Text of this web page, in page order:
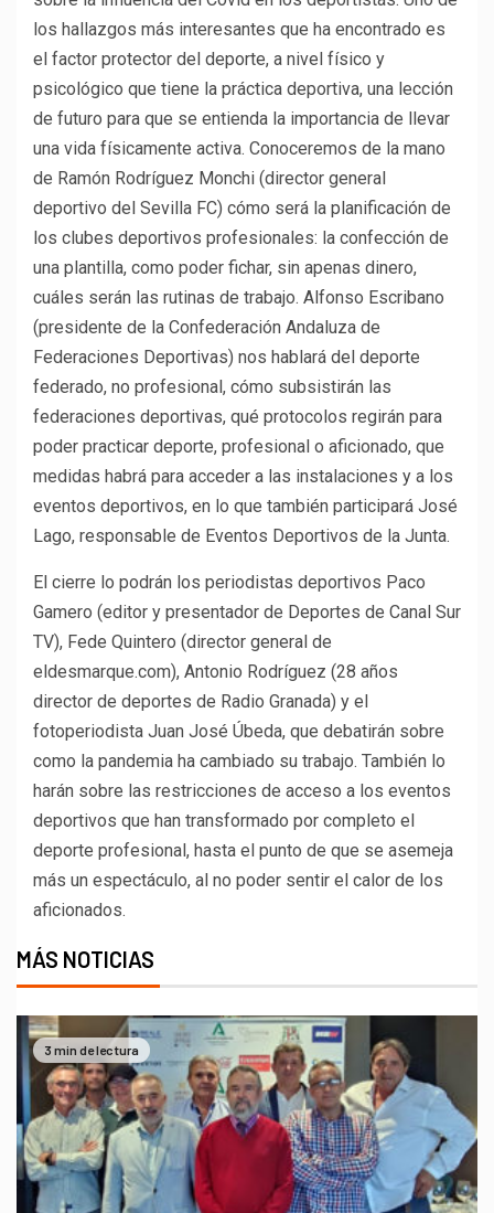
los hallazgos más interesantes que ha encontrado es
el factor protector del deporte, a nivel físico y
psicológico que tiene la práctica deportiva, una lección
de futuro para que se entienda la importancia de llevar
una vida físicamente activa. Conoceremos de la mano
de Ramón Rodríguez Monchi (director general
deportivo del Sevilla FC) cómo será la planificación de
los clubes deportivos profesionales: la confección de
una plantilla, como poder fichar, sin apenas dinero,
cuáles serán las rutinas de trabajo. Alfonso Escribano
(presidente de la Confederación Andaluza de
Federaciones Deportivas) nos hablará del deporte
federado, no profesional, cómo subsistirán las
federaciones deportivas, qué protocolos regirán para
poder practicar deporte, profesional o aficionado, que
medidas habrá para acceder a las instalaciones y a los
eventos deportivos, en lo que también participará José
Lago, responsable de Eventos Deportivos de la Junta.
El cierre lo podrán los periodistas deportivos Paco
Gamero (editor y presentador de Deportes de Canal Sur
TV), Fede Quintero (director general de
eldesmarque.com), Antonio Rodríguez (28 años
director de deportes de Radio Granada) y el
fotoperiodista Juan José Úbeda, que debatirán sobre
como la pandemia ha cambiado su trabajo. También lo
harán sobre las restricciones de acceso a los eventos
deportivos que han transformado por completo el
deporte profesional, hasta el punto de que se asemeja
más un espectáculo, al no poder sentir el calor de los
aficionados.
MÁS NOTICIAS
3 min de lectura